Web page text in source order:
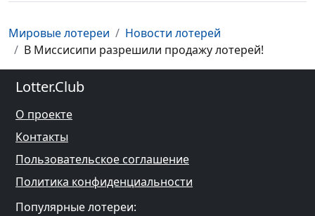
Мировые лотереи
Новости лотерей
В Миссисипи разрешили продажу лотерей!
Lotter.Club
О проекте
Контакты
Пользовательское соглашение
Политика конфиденциальности
Популярные лотереи: